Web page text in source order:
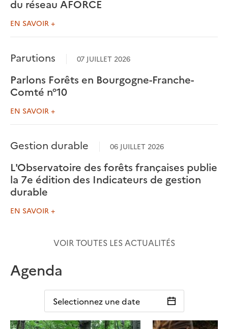
du réseau AFORCE
EN SAVOIR +
Parutions 07 JUILLET 2026
Parlons Forêts en Bourgogne-Franche-
Comté n°10
EN SAVOIR +
Gestion durable 06 JUILLET 2026
L'Observatoire des forêts françaises publie
la 7e édition des Indicateurs de gestion
durable
EN SAVOIR +
VOIR TOUTES LES ACTUALITÉS
Agenda
Selectionnez une date